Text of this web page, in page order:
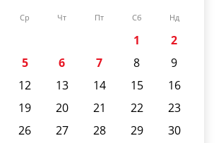
Ср Чт Пт Сб Нд
1
2
5 6 7 8
9
12 13 14 15
16
19 20 21 22
23
26 27 28 29
30